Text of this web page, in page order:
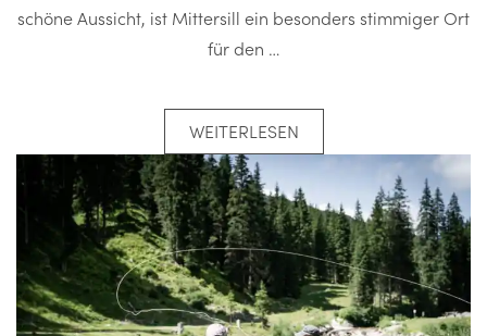
schöne Aussicht, ist Mittersill ein besonders stimmiger Ort
für den …
WEITERLESEN